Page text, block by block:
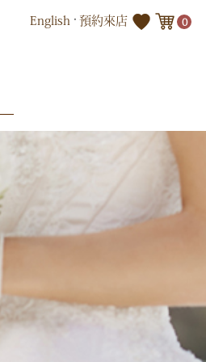
English 預約來店 0